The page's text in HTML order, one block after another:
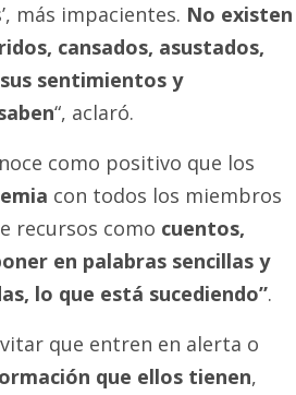
más impacientes. No existen
cansados, asustados,
sentimientos y
“, aclaró.
como positivo que los
con todos los miembros
recursos como cuentos,
en palabras sencillas y
lo que está sucediendo”.
que entren en alerta o
que ellos tienen,